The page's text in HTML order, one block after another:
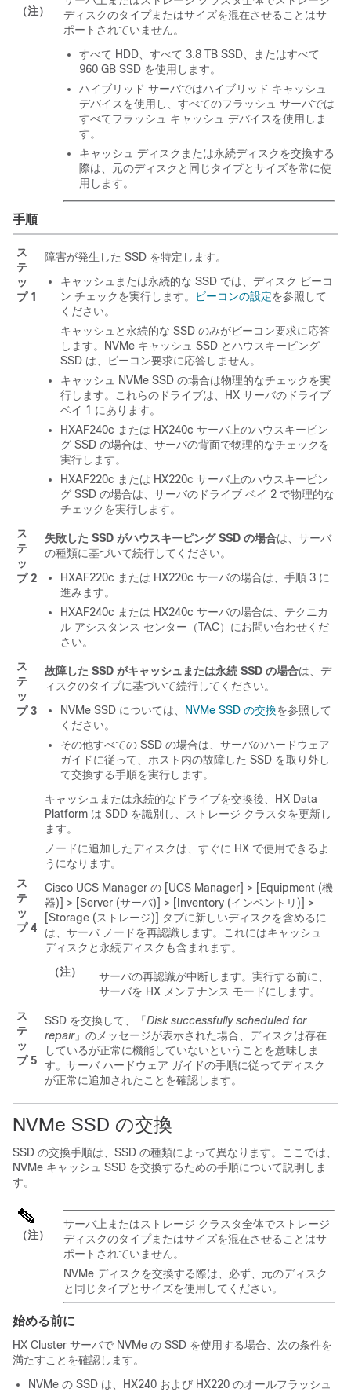
（注）
ディスクのタイプまたはサイズを混在させることはサ
ポートされていません。
すべて HDD、すべて 3.8 TB SSD、またはすべて
960 GB SSD を使用します。
ハイブリッド サーバではハイブリッド キャッシュ
デバイスを使用し、すべてのフラッシュ サーバでは
すべてフラッシュ キャッシュ デバイスを使用しま
す。
キャッシュ ディスクまたは永続ディスクを交換する
際は、元のディスクと同じタイプとサイズを常に使
用します。
手順
ス
テ
ッ
プ 1
障害が発生した SSD を特定します。
キャッシュまたは永続的な SSD では、ディスク ビーコ
ン チェックを実行します。
ビーコンの設定を参照して
ください。
キャッシュと永続的な SSD のみがビーコン要求に応答
します。NVMe キャッシュ SSD とハウスキーピング
SSD は、ビーコン要求に応答しません。
キャッシュ NVMe SSD の場合は物理的なチェックを実
行します。これらのドライブは、HX サーバのドライブ
ベイ 1 にあります。
HXAF240c または HX240c サーバ上のハウスキーピン
グ SSD の場合は、サーバの背面で物理的なチェックを
実行します。
HXAF220c または HX220c サーバ上のハウスキーピン
グ SSD の場合は、サーバのドライブ ベイ 2 で物理的な
チェックを実行します。
ス
テ
ッ
プ 2
失敗した SSD がハウスキーピング SSD の場合は、サーバ
の種類に基づいて続行してください。
HXAF220c または HX220c サーバの場合は、手順 3 に
進みます。
HXAF240c または HX240c サーバの場合は、テクニカ
ル アシスタンス センター（TAC）にお問い合わせくだ
さい。
ス
テ
ッ
プ 3
故障した SSD がキャッシュまたは永続 SSD の場合は、デ
ィスクのタイプに基づいて続行してください。
NVMe SSD については、
NVMe SSD の交換を参照して
ください。
その他すべての SSD の場合は、サーバのハードウェア
ガイドに従って、ホスト内の故障した SSD を取り外し
て交換する手順を実行します。
キャッシュまたは永続的なドライブを交換後、
HX Data
Platform は SDD を識別し、ストレージ クラスタを更新し
ます。
ノードに追加したディスクは、すぐに HX で使用できるよ
うになります。
ス
テ
ッ
プ 4
Cisco UCS Manager の [UCS Manager] > [Equipment (機
器)] > [Server (サーバ)] > [Inventory (インベントリ)] >
[Storage (ストレージ)] タブに新しいディスクを含めるに
は、サーバ ノードを再認識します。これにはキャッシュ
ディスクと永続ディスクも含まれます。
（注）
サーバの再認識が中断します。実行する前に、
サーバを HX メンテナンス モードにします。
ス
テ
ッ
プ 5
SSD を交換して、「 Disk successfully scheduled for
repair」のメッセージが表示された場合、ディスクは存在
しているが正常に機能していないということを意味しま
す。サーバ ハードウェア ガイドの手順に従ってディスク
が正常に追加されたことを確認します。
NVMe SSD の交換
SSD の交換手順は、SSD の種類によって異なります。ここでは、
NVMe キャッシュ SSD を交換するための手順について説明しま
す。
（注）
サーバ上またはストレージ クラスタ全体でストレージ
ディスクのタイプまたはサイズを混在させることはサ
ポートされていません。
NVMe ディスクを交換する際は、必ず、元のディスク
と同じタイプとサイズを使用してください。
始める前に
HX Cluster サーバで NVMe の SSD を使用する場合、次の条件を
満たすことを確認します。
NVMe の SSD は、HX240 および HX220 のオールフラッシュ